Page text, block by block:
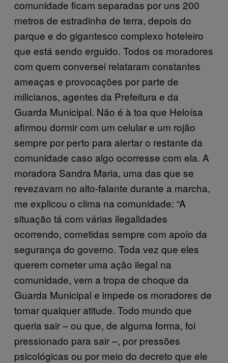
comunidade ficam separadas por uns 200
metros de estradinha de terra, depois do
parque e do gigantesco complexo hoteleiro
que está sendo erguido. Todos os moradores
com quem conversei relataram constantes
ameaças e provocações por parte de
milicianos, agentes da Prefeitura e da
Guarda Municipal. Não é à toa que Heloísa
afirmou dormir com um celular e um rojão
sempre por perto para alertar o restante da
comunidade caso algo ocorresse com ela. A
moradora Sandra Maria, uma das que se
revezavam no alto-falante durante a marcha,
me explicou o clima na comunidade: “A
situação tá com várias ilegalidades
ocorrendo, cometidas sempre com apoio da
segurança do governo. Toda vez que eles
querem cometer uma ação ilegal na
comunidade, vem a tropa de choque da
Guarda Municipal e impede os moradores de
tomar qualquer atitude. Todo mundo que
queria sair – ou que, de alguma forma, foi
pressionado para sair –, por pressões
psicológicas ou por meio do decreto que ele